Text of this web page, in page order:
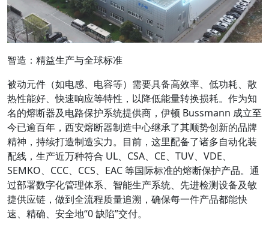
智造：精益生产与全球标准
被动元件（如电感、电容等）需要具备高效率、低功耗、散
热性能好、快速响应等特性，以降低能量转换损耗。作为知
名的熔断器及电路保护系统提供商，伊顿 Bussmann 成立至
今已逾百年，西安熔断器制造中心继承了其顺势创新的品牌
精神，持续打造制造实力。目前，这里配备了诸多自动化装
配线，生产近万种符合 UL、CSA、CE、TUV、VDE、
SEMKO、CCC、CCS、EAC 等国际标准的熔断保护产品。通
过部署数字化管理体系、智能生产系统、先进检测设备及敏
捷供应链，做到全流程质量追溯，确保每一件产品都能快
速、精确、安全地“0 缺陷”交付。